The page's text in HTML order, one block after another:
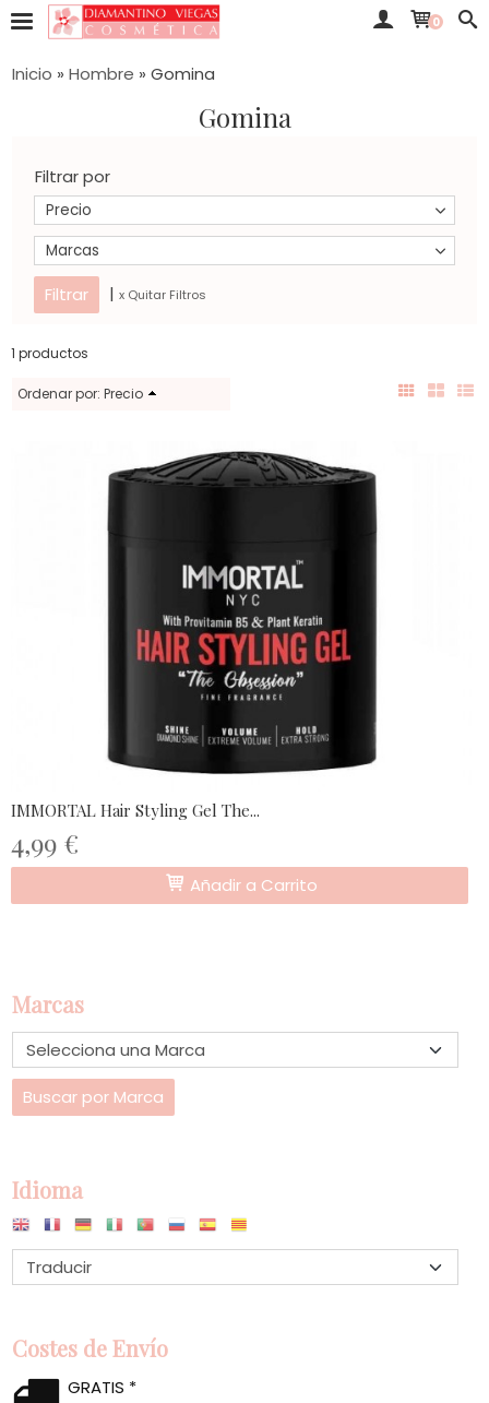
0
Marcas
Idioma
Costes de Envío
GRATIS *
Inicio » Hombre » Gomina
Gomina
Filtrar por
Precio
Marcas
| x Quitar Filtros
1 productos
Ordenar por: Precio
IMMORTAL Hair Styling Gel The...
4,99 €
Añadir a Carrito